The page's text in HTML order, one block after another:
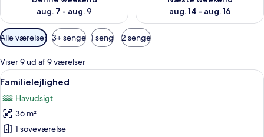
aug. 7 - aug. 9
aug. 14 - aug. 16
Tilgængelige
filtre
for
værelser
Alle værelser 3+ senge 1 seng 2 senge
Viser 9 ud af 9 værelser
Indlæs
alle
billeder
af
Familielejlighed
Et hotelværelse med en stor seng,
7
Familielejlighed
Havudsigt
36 m²
1 soveværelse